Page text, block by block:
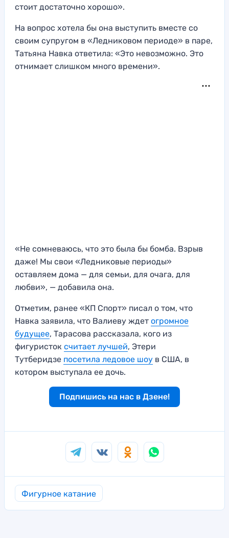
стоит достаточно хорошо».
На вопрос хотела бы она выступить вместе со
своим супругом в «Ледниковом периоде» в паре,
Татьяна Навка ответила: «Это невозможно. Это
отнимает слишком много времени».
«Не сомневаюсь, что это была бы бомба. Взрыв
даже! Мы свои «Ледниковые периоды»
оставляем дома — для семьи, для очага, для
любви», — добавила она.
Отметим, ранее «КП Спорт» писал о том, что
Навка заявила, что Валиеву ждет огромное
будущее, Тарасова рассказала, кого из
фигуристок считает лучшей, Этери
Тутберидзе посетила ледовое шоу в США, в
котором выступала ее дочь.
Подпишись на нас в Дзене!
Фигурное катание